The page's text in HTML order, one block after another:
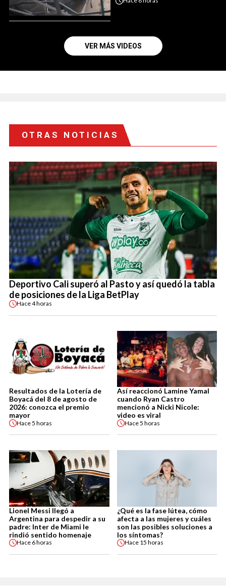
VER MÁS VIDEOS
OTRAS NOTICIAS
Deportivo Cali superó al Pasto y así quedó la tabla
de posiciones de la Liga BetPlay
Hace4 horas
Resultados de la Lotería de
Boyacá del 8 de agosto de
2026: conozca el premio
mayor
Hace5 horas
Así reaccionó Lamine Yamal
cuando Ryan Castro
mencionó a Nicki Nicole:
video es viral
Hace5 horas
Lionel Messi llegó a
Argentina para despedir a su
padre: Inter de Miami le
rindió sentido homenaje
Hace 6 horas
¿Qué es la fase lútea, cómo
afecta a las mujeres y cuáles
son las posibles soluciones a
los síntomas?
Hace 15 horas